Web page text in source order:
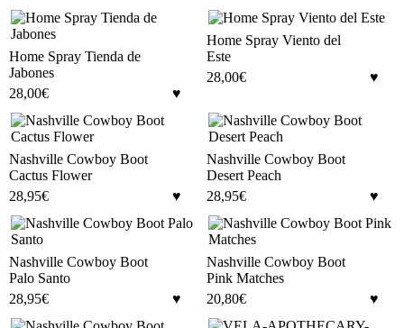
Home Spray Tienda de
Jabones
28,00€
Home Spray Viento del
Este
28,00€
Nashville Cowboy Boot
Cactus Flower
28,95€
Nashville Cowboy Boot
Desert Peach
28,95€
Nashville Cowboy Boot
Palo Santo
28,95€
Nashville Cowboy Boot
Pink Matches
20,80€